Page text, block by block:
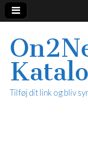
Tilføj dit link og bliv